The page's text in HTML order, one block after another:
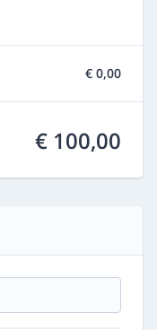
€ 0,00
€ 100,00